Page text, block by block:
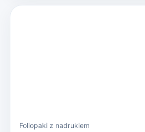
Foliopaki z nadrukiem